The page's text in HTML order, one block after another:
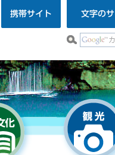
携帯サイト 文字の